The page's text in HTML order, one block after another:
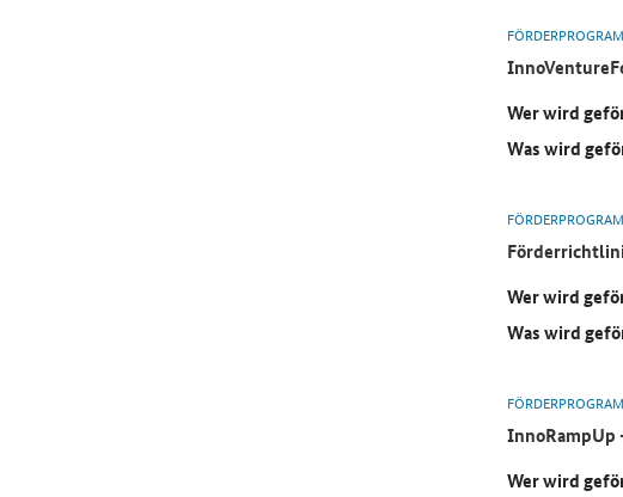
Wer wird
Was wird
Wer wird
Was wird
InnoRampUp
Wer wird